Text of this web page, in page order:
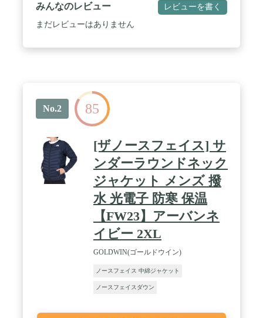
みんなのレビュー レビューを書く
まだレビューはありません
No.2 85
[ザノースフェイス] サ
ンダーラウンドネック
ジャケット メンズ 撥
水 光電子 防寒 保温
【FW23】アーバンネ
イビー 2XL
GOLDWIN(ゴールドウイン)
ノースフェイス 中綿ジャケット
ノースフェイスダウン